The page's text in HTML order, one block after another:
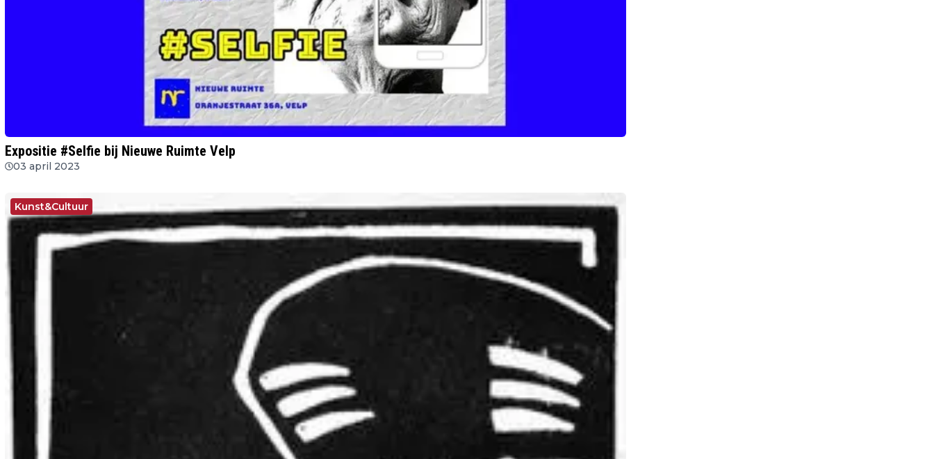
Expositie #Selfie bij Nieuwe Ruimte Velp
03 april 2023
Kunst&Cultuur